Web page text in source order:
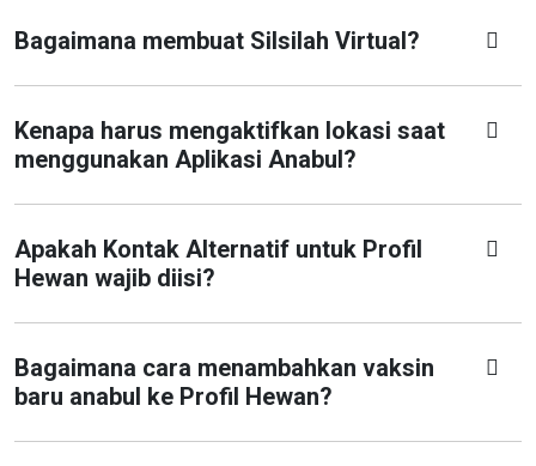
Bagaimana membuat Silsilah Virtual?
Kenapa harus mengaktifkan lokasi saat
menggunakan Aplikasi Anabul?
Apakah Kontak Alternatif untuk Profil
Hewan wajib diisi?
Bagaimana cara menambahkan vaksin
baru anabul ke Profil Hewan?